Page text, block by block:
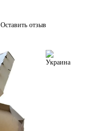
Оставить отзыв